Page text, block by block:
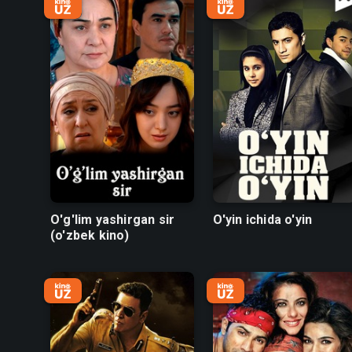
O'g'lim yashirgan sir
(o'zbek kino)
O'yin ichida o'yin